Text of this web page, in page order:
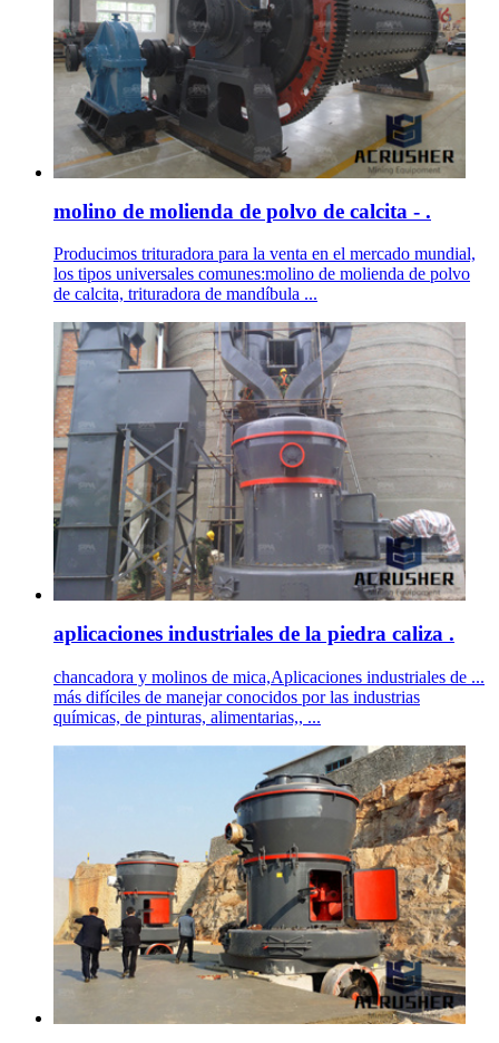
molino de molienda de polvo de calcita - .
Producimos trituradora para la venta en el mercado mundial,
los tipos universales comunes:molino de molienda de polvo
de calcita, trituradora de mandíbula ...
aplicaciones industriales de la piedra caliza .
chancadora y molinos de mica,Aplicaciones industriales de ...
más difíciles de manejar conocidos por las industrias
químicas, de pinturas, alimentarias,, ...